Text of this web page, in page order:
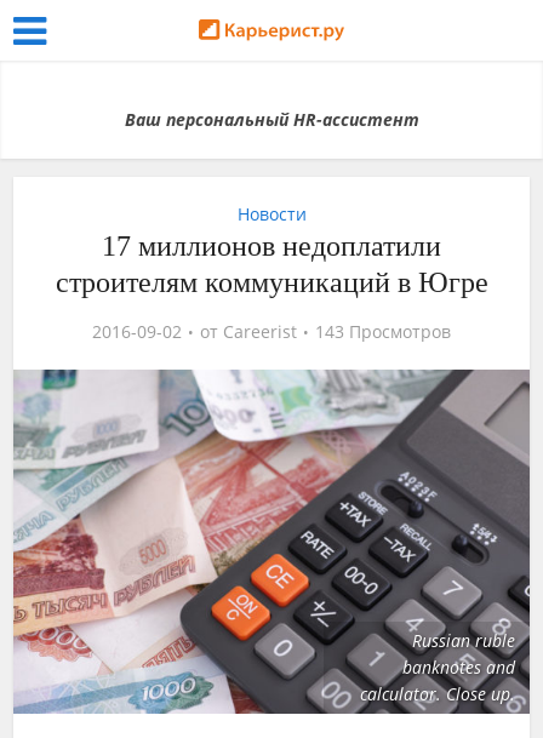
Ваш персональный HR-ассистент
Новости
17 миллионов недоплатили
строителям коммуникаций в Югре
2016-09-02 от Careerist 143 Просмотров
Russian ruble
banknotes and
calculator. Close up.